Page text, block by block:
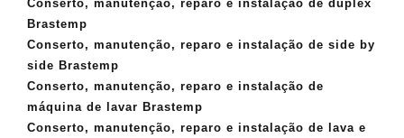
Conserto, manutenção, reparo e instalação de duplex
Brastemp
Conserto, manutenção, reparo e instalação de side by
side Brastemp
Conserto, manutenção, reparo e instalação de
máquina de lavar Brastemp
Conserto, manutenção, reparo e instalação de lava e